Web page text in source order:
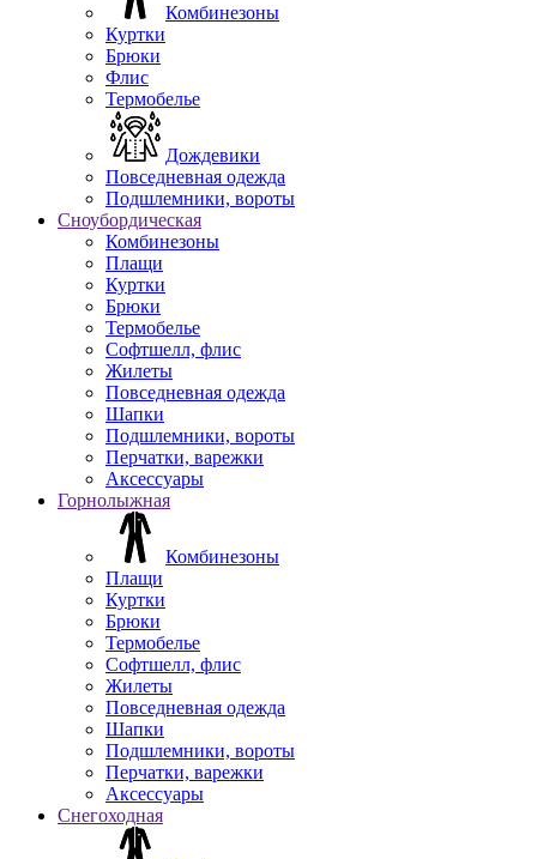
Комбинезоны
Куртки
Брюки
Флис
Термобелье
Дождевики
Повседневная одежда
Подшлемники, вороты
Сноубордическая
Комбинезоны
Плащи
Куртки
Брюки
Термобелье
Софтшелл, флис
Жилеты
Повседневная одежда
Шапки
Подшлемники, вороты
Перчатки, варежки
Аксессуары
Горнолыжная
Комбинезоны
Плащи
Куртки
Брюки
Термобелье
Софтшелл, флис
Жилеты
Повседневная одежда
Шапки
Подшлемники, вороты
Перчатки, варежки
Аксессуары
Снегоходная